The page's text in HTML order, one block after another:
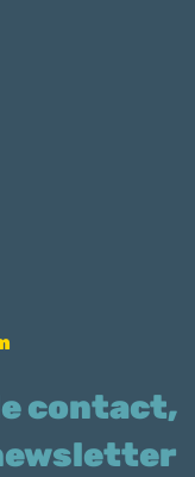
contact,